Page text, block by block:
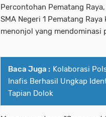
Percontohan Pematang
SMA Negeri 1 Pematang
menonjol yang mendominasi
Baca Juga : Kolaborasi
Inafis Berhasil Ungkap
Tapian Dolok